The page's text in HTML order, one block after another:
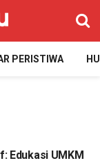
PERISTIWA
Edukasi UMKM